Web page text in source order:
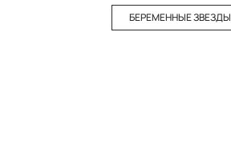
БЕРЕМЕННЫЕ ЗВЕЗДЫ